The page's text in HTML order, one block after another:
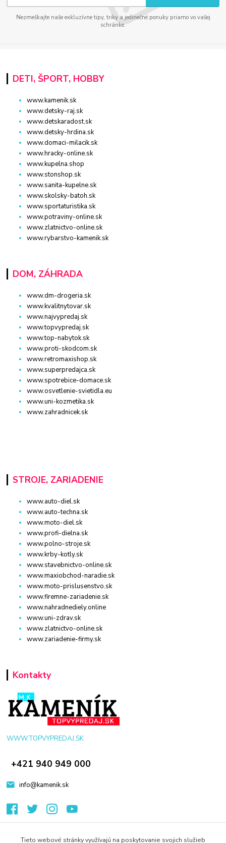
Nezmeškajte naše exkluzívne tipy, triky a jedinečné ponuky priamo vo vašej
schránke.
DETI, ŠPORT, HOBBY
www.kamenik.sk
www.detsky-raj.sk
www.detskaradost.sk
www.detsky-hrdina.sk
www.domaci-milacik.sk
www.hracky-online.sk
www.kupelna.shop
www.stonshop.sk
www.sanita-kupelne.sk
www.skolsky-batoh.sk
www.sportaturistika.sk
www.potraviny-online.sk
www.zlatnictvo-online.sk
www.rybarstvo-kamenik.sk
DOM, ZÁHRADA
www.dm-drogeria.sk
www.kvalitnytovar.sk
www.najvypredaj.sk
www.topvypredaj.sk
www.top-nabytok.sk
www.proti-skodcom.sk
www.retromaxishop.sk
www.superpredajca.sk
www.spotrebice-domace.sk
www.osvetlenie-svietidla.eu
www.uni-kozmetika.sk
www.zahradnicek.sk
STROJE, ZARIADENIE
www.auto-diel.sk
www.auto-techna.sk
www.moto-diel.sk
www.profi-dielna.sk
www.polno-stroje.sk
www.krby-kotly.sk
www.stavebnictvo-online.sk
www.maxiobchod-naradie.sk
www.moto-prislusenstvo.sk
www.firemne-zariadenie.sk
www.nahradnediely.online
www.uni-zdrav.sk
www.zlatnictvo-online.sk
www.zariadenie-firmy.sk
Kontakty
WWW.TOPVYPREDAJ.SK
+421 940 949 000
info@kamenik.sk
Tieto webové stránky využívajú na poskytovanie svojich služieb